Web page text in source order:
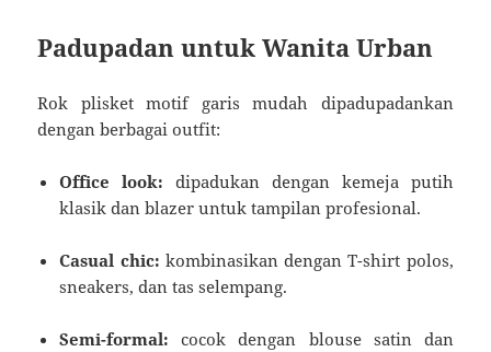
Padupadan untuk Wanita Urban
Rok plisket motif garis mudah dipadupadankan
dengan berbagai outfit:
Office look: dipadukan dengan kemeja putih
klasik dan blazer untuk tampilan profesional.
Casual chic: kombinasikan dengan T-shirt polos,
sneakers, dan tas selempang.
Semi-formal: cocok dengan blouse satin dan